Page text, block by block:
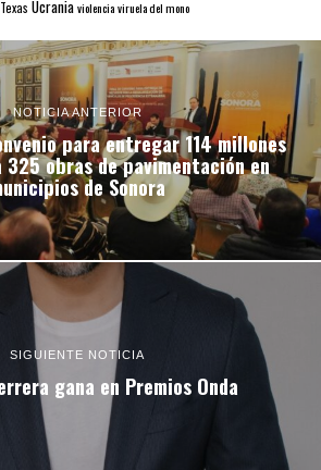
Texas Ucraniaviolenciaviruela del mono
NOTICIA ANTERIOR
para entregar 114 millones
325 obras de pavimentación en
de Sonora
SIGUIENTE NOTICIA
gana en Premios Onda